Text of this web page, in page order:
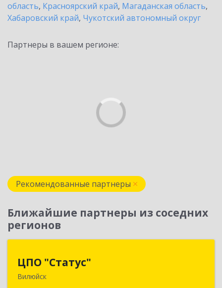
область, Красноярский край, Магаданская область,
Хабаровский край, Чукотский автономный округ
Партнеры в вашем регионе:
Рекомендованные партнеры
Ближайшие партнеры из соседних
регионов
ЦПО "Статус"
Вилюйск
677000, Саха /Якутия/ Респ, Якутск г, Ленина пр-